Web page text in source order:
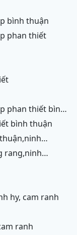
bình thuận
phan thiết
bình thuận
hy, cam ranh
ranh